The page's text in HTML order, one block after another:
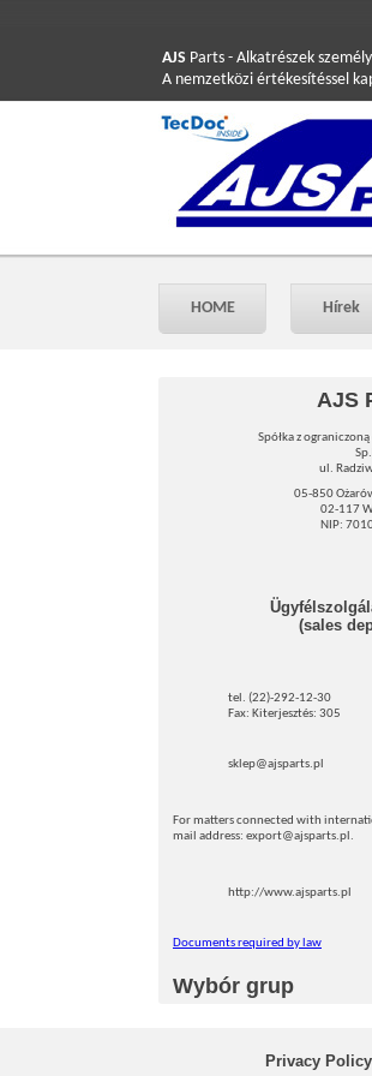
AJS Parts - Alkatrészek
A nemzetközi értékesítéssel
HOME Hírek
AJS
Spółka z
ul.
05-850
02-117
NIP:
(sales
tel. (22)-292-12-30
Fax: Kiterjesztés: 305
sklep@ajsparts.pl
For matters connected with
mail address: export@ajsparts.pl.
http://www.ajsparts.pl
Documents required by law
Wybór grup
Privacy Policy